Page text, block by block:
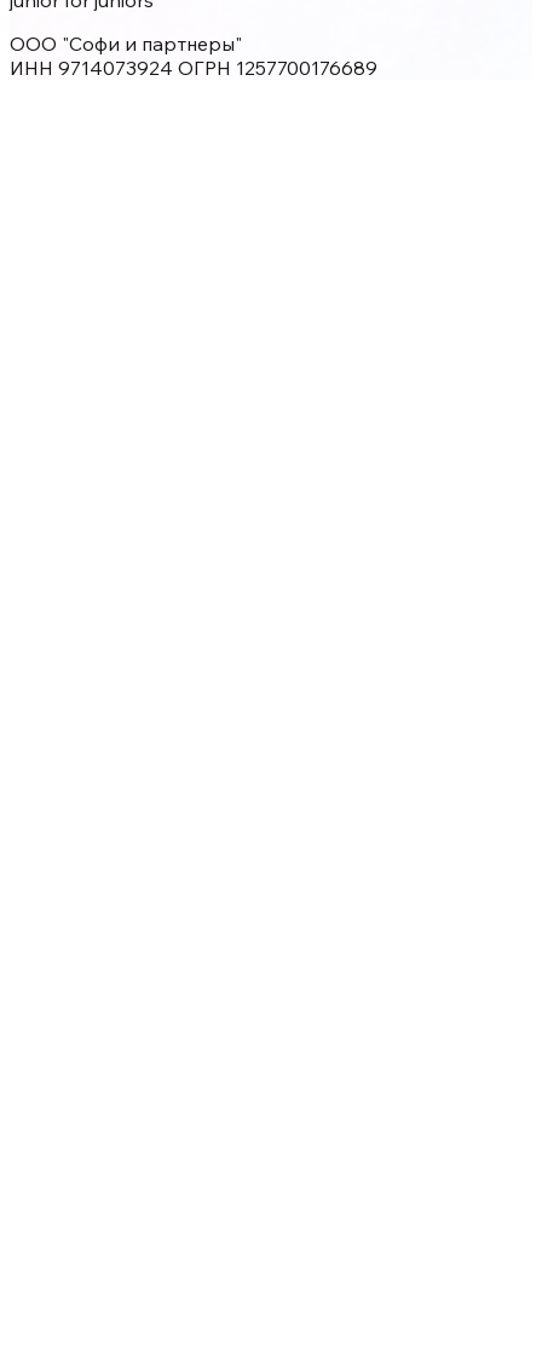
ООО "Софи и партнеры"
ИНН 9714073924 ОГРН 1257700176689